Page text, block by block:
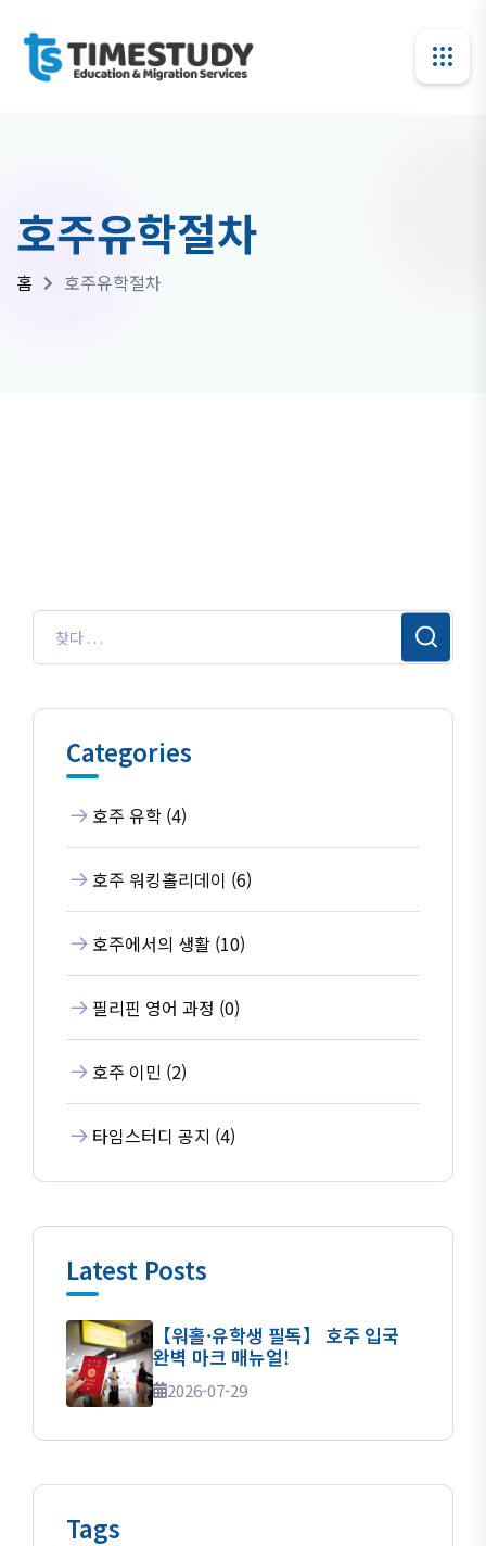
호주유학절차
홈 호주유학절차
Categories
호주 유학 (4)
호주 워킹홀리데이 (6)
호주에서의 생활 (10)
필리핀 영어 과정 (0)
호주 이민 (2)
타임스터디 공지 (4)
Latest Posts
【워홀·유학생 필독】 호주 입국
완벽 마크 매뉴얼!
2026-07-29
Tags